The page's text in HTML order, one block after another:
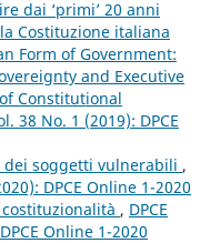
dai ‘primi’ 20 anni
Costituzione italiana
Form of Government:
and Executive
Constitutional
38 No. 1 (2019): DPCE
dei soggetti vulnerabili ,
DPCE Online 1-2020
, DPCE
Online 1-2020